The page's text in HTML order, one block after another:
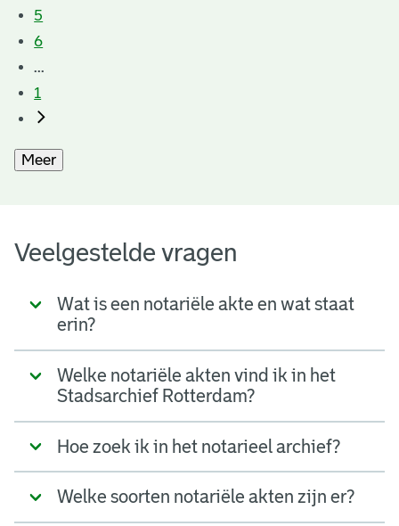
5
6
...
1
Meer
Veelgestelde vragen
Wat is een notariële akte en wat staat
erin?
Welke notariële akten vind ik in het
Stadsarchief Rotterdam?
Hoe zoek ik in het notarieel archief?
Welke soorten notariële akten zijn er?